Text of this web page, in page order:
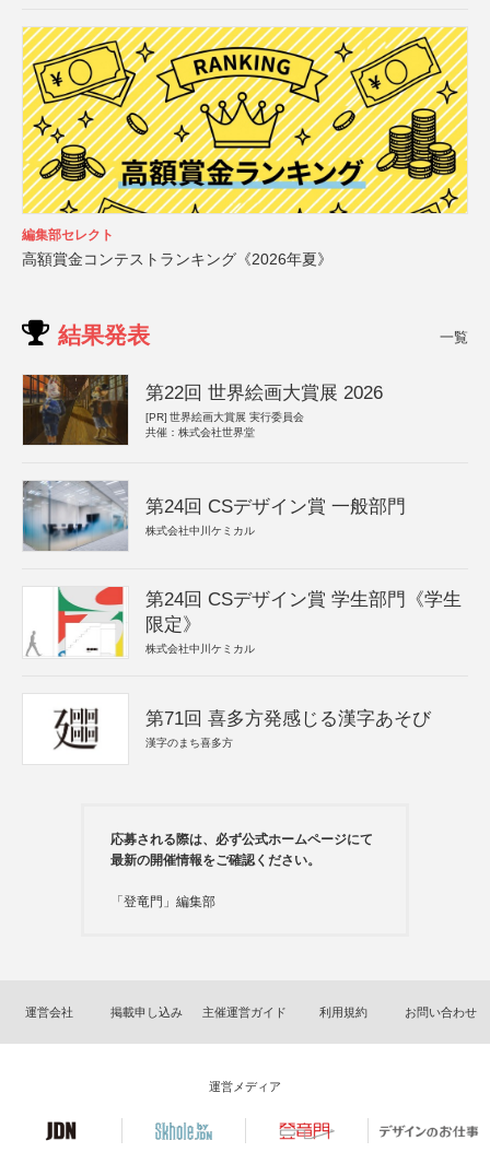
編集部セレクト
高額賞金コンテストランキング《2026年夏》
結果発表 一覧
第22回 世界絵画大賞展 2026
[PR] 世界絵画大賞展 実行委員会
共催：株式会社世界堂
第24回 CSデザイン賞 一般部門
株式会社中川ケミカル
第24回 CSデザイン賞 学生部門《学生
限定》
株式会社中川ケミカル
第71回 喜多方発感じる漢字あそび
漢字のまち喜多方
応募される際は、必ず公式ホームページにて
最新の開催情報をご確認ください。
「登竜門」編集部
運営会社 掲載申し込み 主催運営ガイド 利用規約 お問い合わせ
運営メディア